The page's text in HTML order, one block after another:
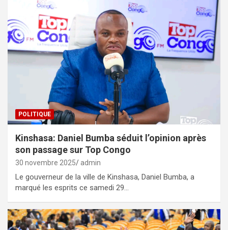
POLITIQUE
Kinshasa: Daniel Bumba séduit l’opinion après
son passage sur Top Congo
30 novembre 2025 admin
Le gouverneur de la ville de Kinshasa, Daniel Bumba, a
marqué les esprits ce samedi 29…